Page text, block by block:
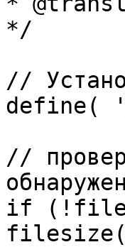
*/
//
define(
//
if